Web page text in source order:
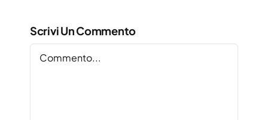
Scrivi Un Commento
Commento